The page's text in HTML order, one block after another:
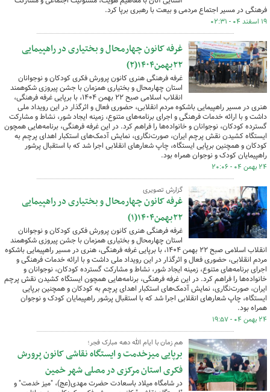
فرهنگی در مسیر اجتماع مردمی و بیعت با رهبری برپا کرد.
۱۹ اسفند ۰۴ - ۰۲:۳۱
غرفه کانون چهارمحال و بختیاری در راهپیمایی
۲۲بهمن۱۴۰۴(۲)
غرفه فرهنگی هنری کانون پرورش فکری کودکان و نوجوانان
استان چهارمحال و بختیاری همزمان با جشن پیروزی شکوهمند
انقلاب اسلامی صبح ۲۲ بهمن ۱۴۰۴، با برپایی غرفه فرهنگی،
هنری در مسیر راهپیمایی باشکوه مردم انقلابی، حضوری فعال و اثرگذار در این رویداد ملی
داشت و با ارائه خدمات فرهنگی و اجرای برنامه‌های متنوع، زمینه ایجاد شور، نشاط و مشارکت
گسترده کودکان، نوجوانان و خانواده‌ها را فراهم کرد. در این غرفه فرهنگی، برنامه‌هایی همچون
ایستگاه کشیدن نقش پرچم ایران، صورت‌نگاری، نمایش آدمک‌های استکبار اهدای پرچم به
کودکان و همچنین برپایی ایستگاه، چاپ شعارهای انقلابی اجرا شد که با استقبال پرشور
راهپیمایان کودک و نوجوان همراه بود.
۲۴ بهمن ۰۴ - ۲۰:۰۶
گزارش تصویری
غرفه کانون چهارمحال و بختیاری در راهپیمایی
۲۲بهمن۱۴۰۴(۱)
غرفه فرهنگی هنری کانون پرورش فکری کودکان و نوجوانان
استان چهارمحال و بختیاری همزمان با جشن پیروزی شکوهمند
انقلاب اسلامی صبح ۲۲ بهمن ۱۴۰۴، با برپایی غرفه فرهنگی، هنری در مسیر راهپیمایی باشکوه
مردم انقلابی، حضوری فعال و اثرگذار در این رویداد ملی داشت و با ارائه خدمات فرهنگی و
اجرای برنامه‌های متنوع، زمینه ایجاد شور، نشاط و مشارکت گسترده کودکان، نوجوانان و
خانواده‌ها را فراهم کرد. در این غرفه فرهنگی، برنامه‌هایی همچون ایستگاه کشیدن نقش پرچم
ایران، صورت‌نگاری، نمایش آدمک‌های استکبار اهدای پرچم به کودکان و همچنین برپایی
ایستگاه، چاپ شعارهای انقلابی اجرا شد که با استقبال پرشور راهپیمایان کودک و نوجوان
همراه بود.
۲۴ بهمن ۰۴ - ۱۹:۵۷
هم زمان با ایام الله دهه مبارک فجر؛
برپایی میزخدمت و ایستگاه نقاشی کانون پرورش
فکری استان مرکزی در مصلی شهر خمین
در شامگاه میلاد باسعادت حضرت مهدی(عج)، "میز خدمت" و